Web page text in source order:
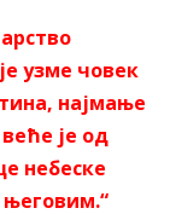
узме човек
најмање
је од
небеске
његовим.“